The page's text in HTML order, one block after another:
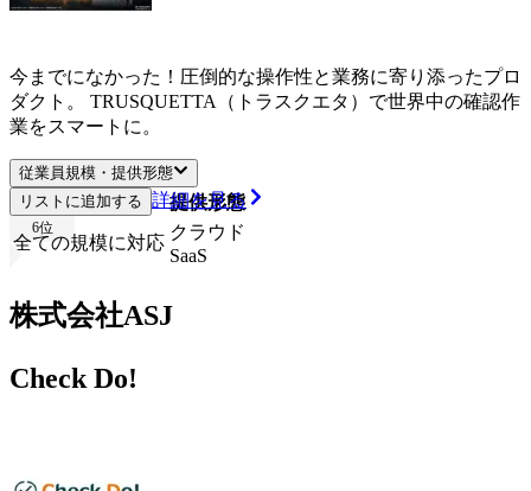
今までになかった！圧倒的な操作性と業務に寄り添ったプロ
ダクト。 TRUSQUETTA（トラスクエタ）で世界中の確認作
業をスマートに。
従業員規模・提供形態
従業員規模
提供形態
全ての規模に対応
クラウド
SaaS
リストに追加する 詳細を見る
6位
株式会社ASJ
Check Do!